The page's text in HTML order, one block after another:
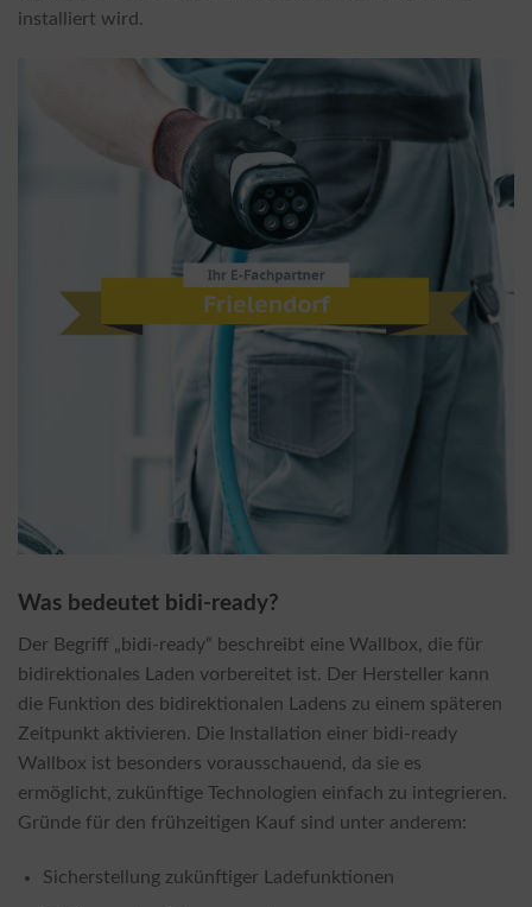
installiert wird.
Was bedeutet bidi-ready?
Der Begriff „bidi-ready“ beschreibt eine Wallbox, die für
bidirektionales Laden vorbereitet ist. Der Hersteller kann
die Funktion des bidirektionalen Ladens zu einem späteren
Zeitpunkt aktivieren. Die Installation einer bidi-ready
Wallbox ist besonders vorausschauend, da sie es
ermöglicht, zukünftige Technologien einfach zu integrieren.
Gründe für den frühzeitigen Kauf sind unter anderem:
Sicherstellung zukünftiger Ladefunktionen